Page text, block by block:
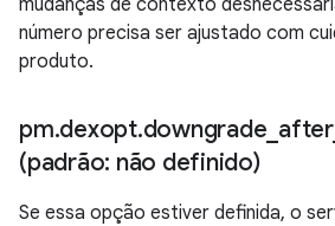
mudanças de contexto
número precisa ser ajustado com
produto.
pm.dexopt.downgrade after_
(padrão: não definido)
Se essa opção estiver definida, o